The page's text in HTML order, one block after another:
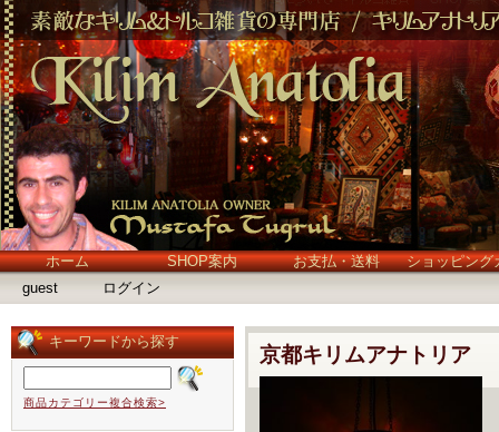
ホーム SHOP案内 お支払・送料
ショッピング
guest
ログイン
キーワードから探す
商品カテゴリー複合検索>
京都キリムアナトリア